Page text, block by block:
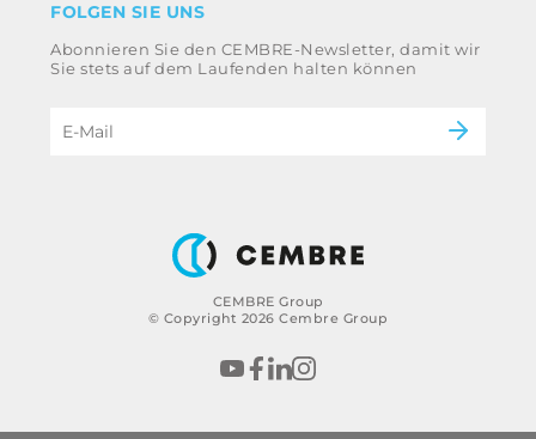
CEMBRE Group
© Copyright 2026 Cembre Group
Whistleblowing
Ethikkodex und Antikorruptionsrichtlinie der
Gruppe
Energie
B2B Disclaimer
FOLGEN SIE UNS
Abonnieren Sie den CEMBRE-Newsletter, damit wir
Sie stets auf dem Laufenden halten können